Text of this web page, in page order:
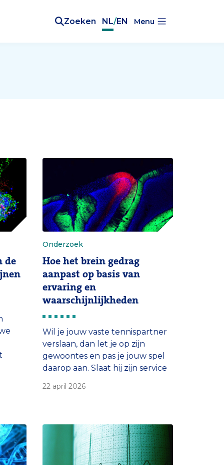
Zoeken NL/EN Menu
de
Onderzoek
Hoe het brein gedrag
aanpast op basis van
ervaring en
waarschijnlijkheden
Wil je jouw vaste tennispartner
verslaan, dan let je op zijn
gewoontes en pas je jouw spel
daarop aan. Slaat hij zijn service
alvast staan om de bal terug te
wat er waarschijnlijk zal
gebeuren. Nieuw onderzoek
laat zien hoe […]
22 april 2026